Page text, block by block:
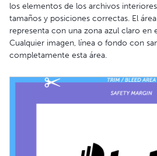
los elementos de los archivos
tamaños y posiciones correctas. El
representa con una zona azul claro en
Cualquier imagen, línea o fondo con
completamente esta área.